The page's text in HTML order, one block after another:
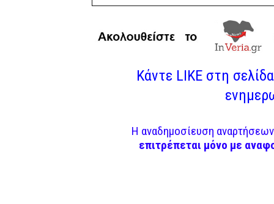
Κάντε LIKE στη
Η αναδημοσίευση
επιτρέπεται μόνο με